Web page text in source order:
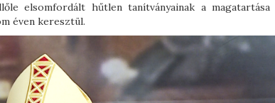
elsomfordált hűtlen tanítványainak a magatartása
éven keresztül.